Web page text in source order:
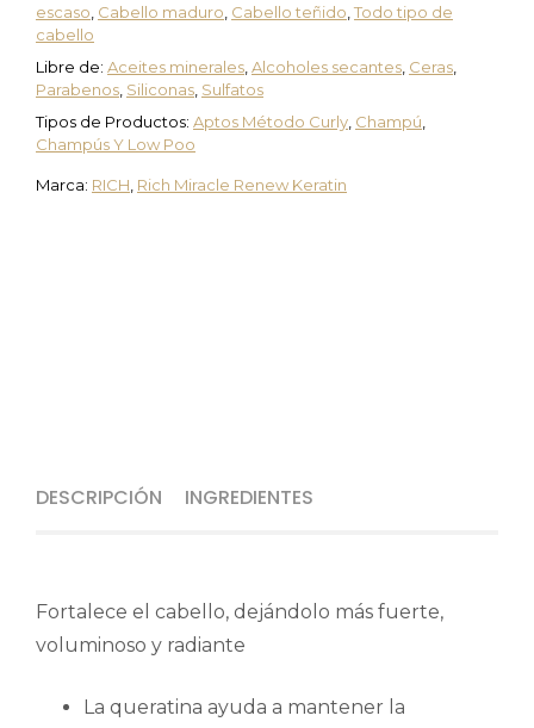
escaso Cabello maduro Cabello teñido Todo tipo de
cabello
Libre de: Aceites minerales Alcoholes secantes Ceras
Parabenos Siliconas Sulfatos
Tipos de Productos: Aptos Método Curly Champú
Champús Y Low Poo
Marca: RICH Rich Miracle Renew Keratin
DESCRIPCIÓN INGREDIENTES
Fortalece el cabello, dejándolo más fuerte,
voluminoso y radiante
La queratina ayuda a mantener la